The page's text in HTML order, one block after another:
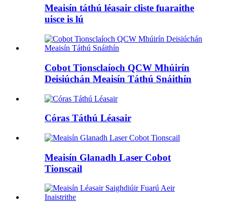
Meaisín táthú léasair cliste fuaraithe
uisce is lú
Cobot Tionsclaíoch QCW Mhúirín
Deisiúchán Meaisín Táthú Snáithín
Córas Táthú Léasair
Meaisín Glanadh Laser Cobot
Tionscail